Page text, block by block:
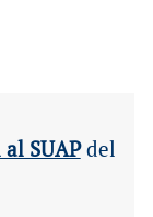
SUAPdel